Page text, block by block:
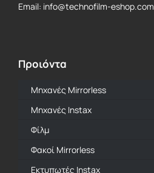
Email: info@technofilm-eshop.com
Προιόντα
Μηχανές Mirrorless
Mηχανές Instax
Φίλμ
Φακοί Mirrorless
Εκτυπωτές Instax